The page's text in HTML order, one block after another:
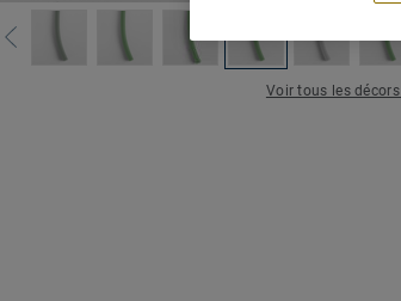
Voir tous les